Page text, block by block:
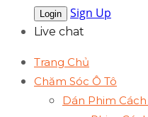
Sign Up
Live chat
Trang Chủ
Chăm Sóc Ô Tô
Dán Phim